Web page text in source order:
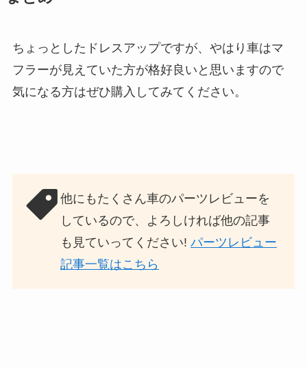
ちょっとしたドレスアップですが、やはり車はマ
フラーが見えていた方が格好良いと思いますので
気になる方はぜひ購入してみてください。
他にもたくさん車のパーツレビューを
しているので、よろしければ他の記事
も見ていってください! パーツレビュー
記事一覧はこちら